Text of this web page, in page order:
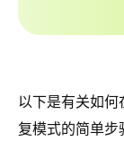
以下是有关如何
复模式的简单步